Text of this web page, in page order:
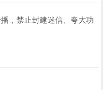
，禁止封建迷信、夸大功